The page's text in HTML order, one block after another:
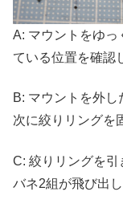
A: マウントをゆっ
ている位置を確認
B: マウントを外し
次に絞りリングを
C: 絞りリングを
バネ2組が飛び出